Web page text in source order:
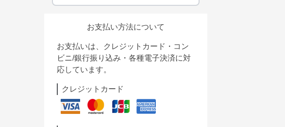
お支払い方法について
お支払いは、クレジットカード・コン
ビニ/銀行振り込み・各種電子決済に対
応しています。
クレジットカード